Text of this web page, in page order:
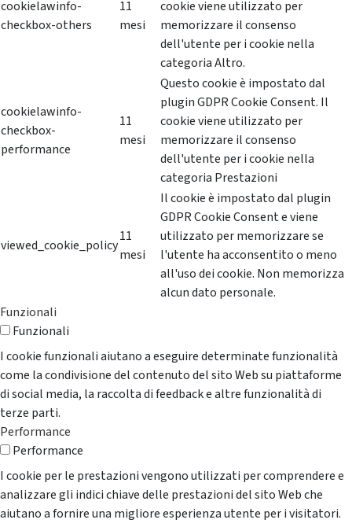
cookielawinfo-
checkbox-others
11
mesi
cookie viene utilizzato per
memorizzare il consenso
dell'utente per i cookie nella
categoria Altro.
cookielawinfo-
checkbox-
performance
11
mesi
Questo cookie è impostato dal
plugin GDPR Cookie Consent. Il
cookie viene utilizzato per
memorizzare il consenso
dell'utente per i cookie nella
categoria Prestazioni
viewed_cookie_policy
11
mesi
Il cookie è impostato dal plugin
GDPR Cookie Consent e viene
utilizzato per memorizzare se
l'utente ha acconsentito o meno
all'uso dei cookie. Non memorizza
alcun dato personale.
Funzionali
Funzionali
I cookie funzionali aiutano a eseguire determinate funzionalità
come la condivisione del contenuto del sito Web su piattaforme
di social media, la raccolta di feedback e altre funzionalità di
terze parti.
Performance
Performance
I cookie per le prestazioni vengono utilizzati per comprendere e
analizzare gli indici chiave delle prestazioni del sito Web che
aiutano a fornire una migliore esperienza utente per i visitatori.